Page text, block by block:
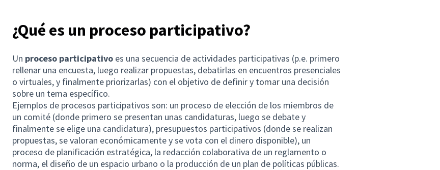
¿Qué es un proceso participativo?
Un proceso participativo es una secuencia de actividades participativas (p.e. primero
rellenar una encuesta, luego realizar propuestas, debatirlas en encuentros presenciales
o virtuales, y finalmente priorizarlas) con el objetivo de definir y tomar una decisión
sobre un tema específico.
Ejemplos de procesos participativos son: un proceso de elección de los miembros de
un comité (donde primero se presentan unas candidaturas, luego se debate y
finalmente se elige una candidatura), presupuestos participativos (donde se realizan
propuestas, se valoran económicamente y se vota con el dinero disponible), un
proceso de planificación estratégica, la redacción colaborativa de un reglamento o
norma, el diseño de un espacio urbano o la producción de un plan de políticas públicas.